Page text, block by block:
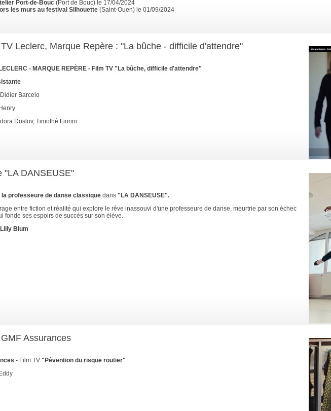
Port-de-Bouc (Port de Bouc) le 17/04/2024
les murs au festival Silhouette (Saint-Ouen) le 01/09/2024
Leclerc, Marque Repère : "La bûche - difficile d'attendre"
LECLERC - MARQUE REPÈRE - Film TV "La bûche, difficile d'attendre"
Barcelo
Doslov, Timothé Fiorini
"LA DANSEUSE"
la professeure de danse classique dans "LA DANSEUSE".
entre fiction et réalité qui explore le rêve inassouvi d'une professeure de danse, meurtrie par son échec
fonde ses espoirs de succès sur son élève.
Lilly Blum
Assurances
- Film TV "Pévention du risque routier"